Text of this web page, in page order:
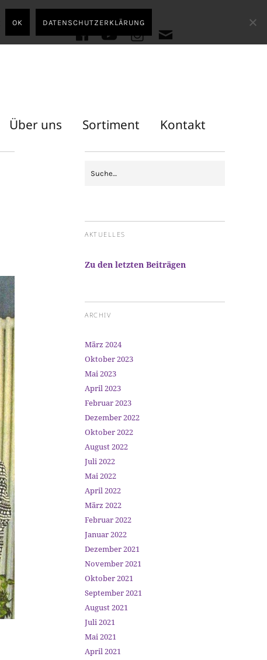
facebookyoutubeinstagram
Mail
Über uns Sortiment Kontakt
AKTUELLES
Zu den letzten Beiträgen
ARCHIV
März 2024
Oktober 2023
Mai 2023
April 2023
Februar 2023
Dezember 2022
Oktober 2022
August 2022
Juli 2022
Mai 2022
April 2022
März 2022
Februar 2022
Januar 2022
Dezember 2021
November 2021
Oktober 2021
September 2021
August 2021
Juli 2021
Mai 2021
April 2021
OK DATENSCHUTZERKLÄRUNG